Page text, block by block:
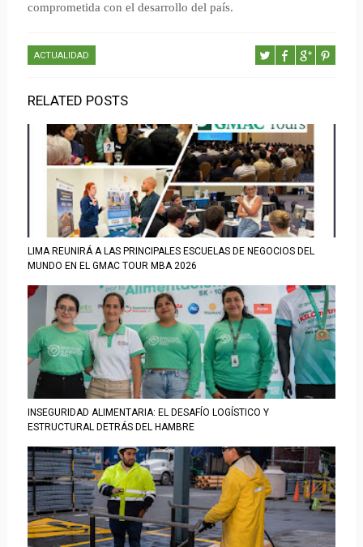
comprometida con el desarrollo del país.
ACTUALIDAD
RELATED POSTS
LIMA REUNIRÁ A LAS PRINCIPALES ESCUELAS DE NEGOCIOS DEL
MUNDO EN EL GMAC TOUR MBA 2026
INSEGURIDAD ALIMENTARIA: EL DESAFÍO LOGÍSTICO Y
ESTRUCTURAL DETRÁS DEL HAMBRE